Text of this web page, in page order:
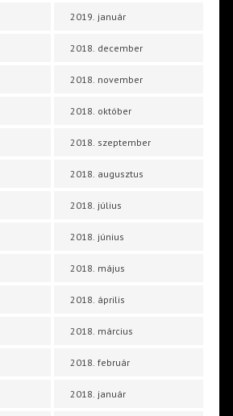
2019. január
2018. december
2018. november
2018. október
2018. szeptember
2018. augusztus
2018. július
2018. június
2018. május
2018. április
2018. március
2018. február
2018. január